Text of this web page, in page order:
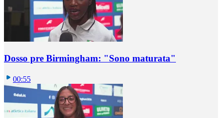
Dosso pre Birmingham: "Sono maturata"
00:55